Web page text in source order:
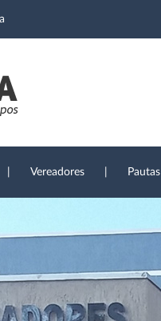
Vereadores Pautas